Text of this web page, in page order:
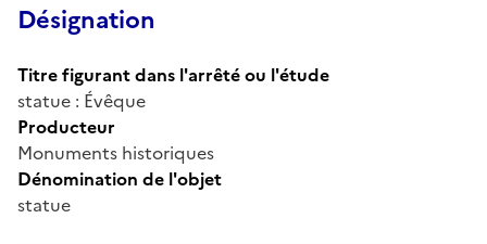
Désignation
Titre figurant dans l'arrêté ou l'étude
statue : Évêque
Producteur
Monuments historiques
Dénomination de l'objet
statue